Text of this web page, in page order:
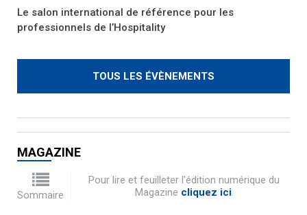
Le salon international de référence pour les
professionnels de l’Hospitality
TOUS LES ÉVÈNEMENTS
MAGAZINE
Sommaire
Pour lire et feuilleter l'édition numérique du
Magazine cliquez ici.